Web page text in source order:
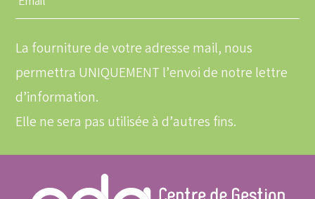
une
email
La fourniture de votre adresse mail, nous
permettra UNIQUEMENT l’envoi de notre lettre
d’information.
Elle ne sera pas utilisée à d’autres fins.